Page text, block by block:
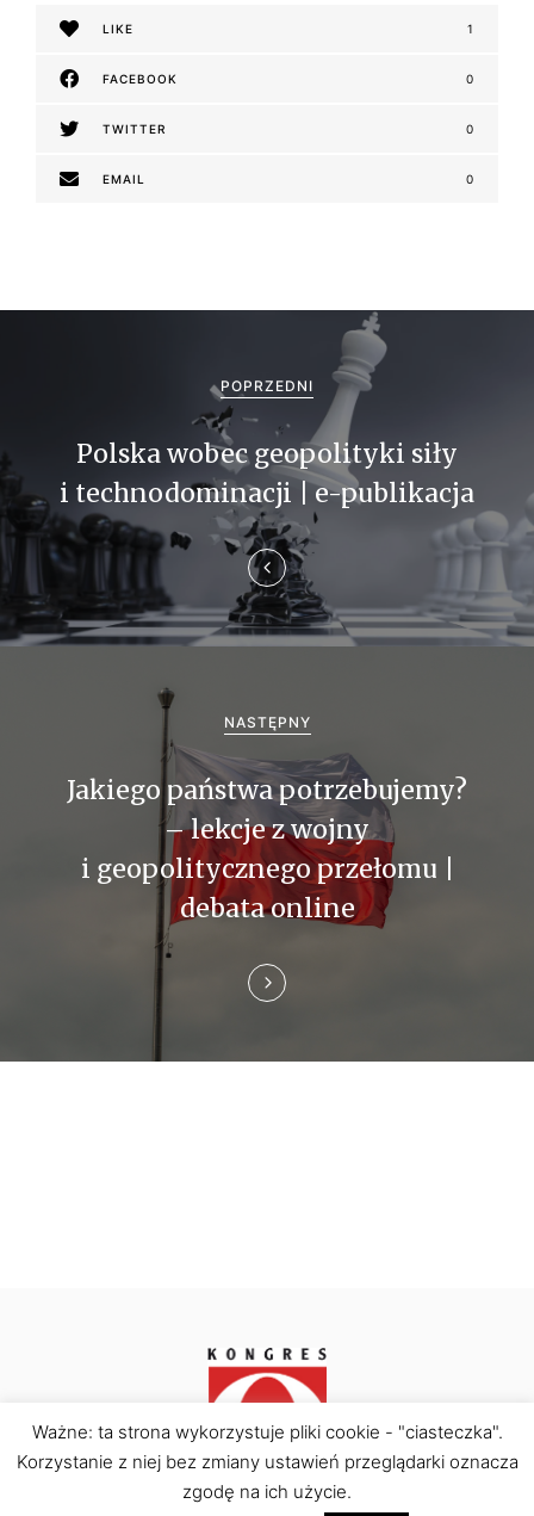
LIKE 1
FACEBOOK 0
TWITTER 0
EMAIL 0
i
g
a
c
POPRZEDNI
Polska wobec geopolityki siły
i technodominacji | e-publikacja
NASTĘPNY
Jakiego państwa potrzebujemy?
– lekcje z wojny
i geopolitycznego przełomu |
debata online
Kongres Obywatelski © Copyright 2026. All rights
reserved.
Ważne: ta strona wykorzystuje pliki cookie - "ciasteczka".
Korzystanie z niej bez zmiany ustawień przeglądarki oznacza
zgodę na ich użycie.